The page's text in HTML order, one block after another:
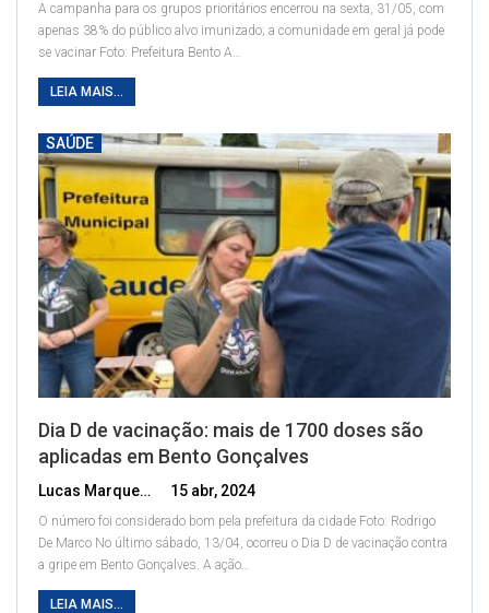
A campanha para os grupos prioritários encerrou na sexta, 31/05, com
apenas 38% do público alvo imunizado; a comunidade em geral já pode
se vacinar Foto: Prefeitura Bento A…
LEIA MAIS...
SAÚDE
Dia D de vacinação: mais de 1700 doses são
aplicadas em Bento Gonçalves
Lucas Marques 15 abr, 2024
O número foi considerado bom pela prefeitura da cidade Foto: Rodrigo
De Marco No último sábado, 13/04, ocorreu o Dia D de vacinação contra
a gripe em Bento Gonçalves. A ação…
LEIA MAIS...